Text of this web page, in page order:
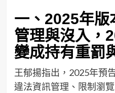
一、2025年版
管理與沒入，
變成持有重罰
王郁揚指出，2025年預
違法資訊管理、限制瀏